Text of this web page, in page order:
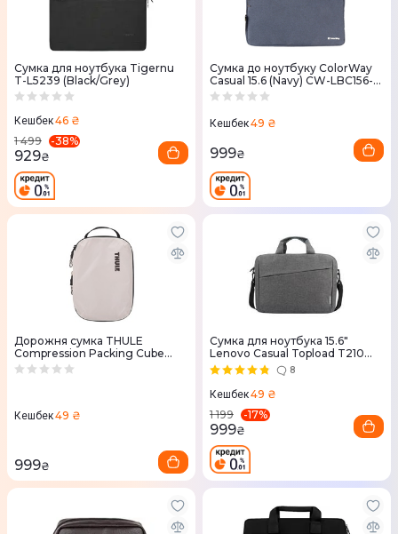
Сумка для ноутбука Tigernu
T-L5239 (Black/Grey)
Кешбек46 ₴
1 499
-38%
929₴
Сумка до ноутбуку ColorWay
Casual 15.6 (Navy) CW-LBC156-
NV
Кешбек49 ₴
999₴
Дорожня сумка THULE
Compression Packing Cube
Small TCPC201 (White)
Кешбек49 ₴
999₴
Сумка для ноутбука 15.6"
Lenovo Casual Topload T210
(Grey) GX40Q17231
8
Кешбек49 ₴
1 199
-17%
999₴